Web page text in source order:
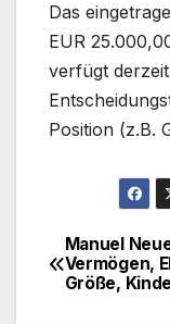
Das
EUR
verfügt
Position (z.B.
Post
Manuel
Vermögen,
Größe,